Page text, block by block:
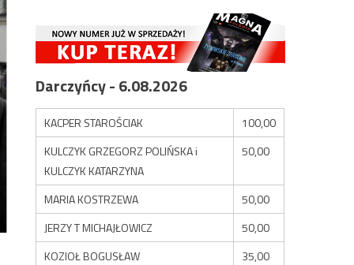
Darczyńcy - 6.08.2026
KACPER STAROŚCIAK
100,00
KULCZYK GRZEGORZ POLIŃSKA i
KULCZYK KATARZYNA
50,00
MARIA KOSTRZEWA
50,00
JERZY T MICHAJŁOWICZ
50,00
KOZIOŁ BOGUSŁAW
35,00